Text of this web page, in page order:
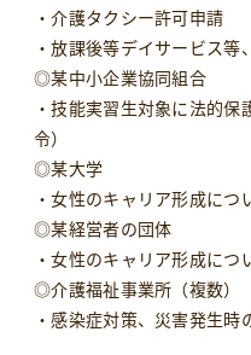
・介護タクシー許可申請
・放課後等デイサービス
◎某中小企業協同組合
・技能実習生対象に法的
令）
◎某大学
・女性のキャリア形成につ
◎某経営者の団体
・女性のキャリア形成につ
◎介護福祉事業所（複数）
・感染症対策、災害発生時